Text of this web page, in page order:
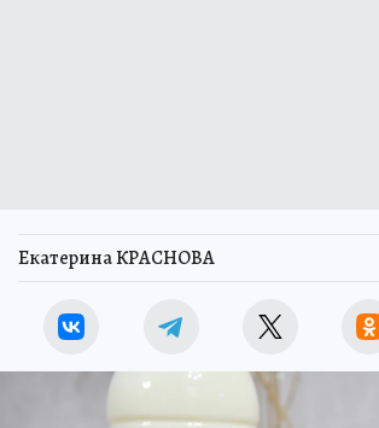
Екатерина КРАСНОВА